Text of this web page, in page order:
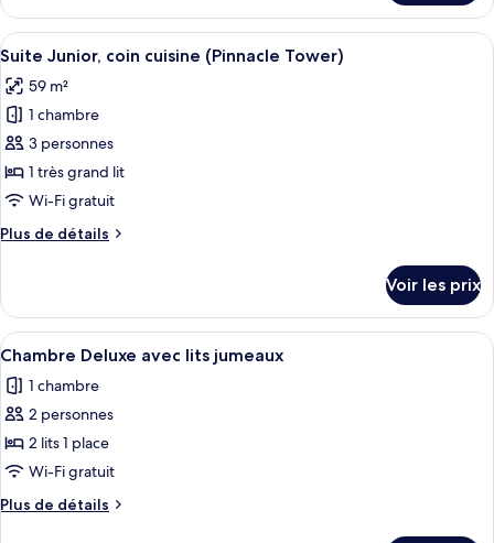
Pinnacle
Tower)
le
type
de
Suite
(Chairman,
Tower)
Afficher
toutes
les
photos
pour
ce
type
chambre :
coin
cuisine
(Pinnacle
Tower)
Une chambre d’hôtel moderne avec
7
Suite Junior, coin cuisine (Pinnacle Tower)
59 m²
1 chambre
3 personnes
1 très grand lit
Wi-Fi gratuit
Plus de détails
Plus
le
type
de
Suite
Junior,
cuisine
(Pinnacle
Voir les prix
Afficher
toutes
les
photos
pour
ce
type
de
Une chambre d’hôtel avec deux lits,
6
Chambre Deluxe avec lits jumeaux
1 chambre
2 personnes
2 lits 1 place
Wi-Fi gratuit
Plus de détails
Plus